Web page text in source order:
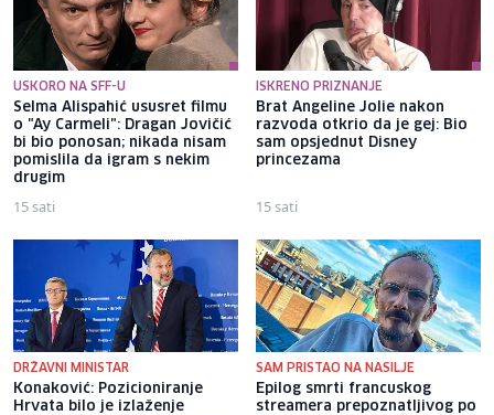
USKORO NA SFF-U
Selma Alispahić ususret filmu
o "Ay Carmeli": Dragan Jovičić
bi bio ponosan; nikada nisam
pomislila da igram s nekim
drugim
15 sati
ISKRENO PRIZNANJE
Brat Angeline Jolie nakon
razvoda otkrio da je gej: Bio
sam opsjednut Disney
princezama
15 sati
DRŽAVNI MINISTAR
Konaković: Pozicioniranje
Hrvata bilo je izlaženje
SAM PRISTAO NA NASILJE
Epilog smrti francuskog
streamera prepoznatljivog po